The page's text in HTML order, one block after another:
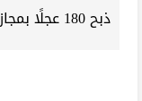
ذبح 180 عجلًا بمجازر الأقصر وتوزيع لحومها بالمجان على 36 ألف أسرة مستحقة خلال عيد الأضحى